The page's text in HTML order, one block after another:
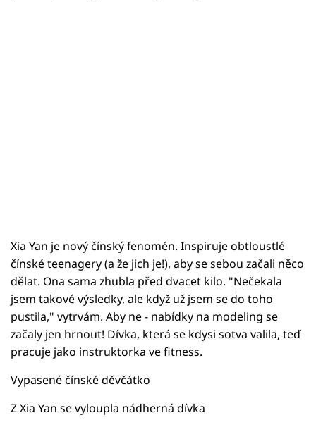
Xia Yan je nový čínský fenomén. Inspiruje obtloustlé
čínské teenagery (a že jich je!), aby se sebou začali něco
dělat. Ona sama zhubla před dvacet kilo. "Nečekala
jsem takové výsledky, ale když už jsem se do toho
pustila," vytrvám. Aby ne - nabídky na modeling se
začaly jen hrnout! Dívka, která se kdysi sotva valila, teď
pracuje jako instruktorka ve fitness.
Vypasené čínské děvčátko
Z Xia Yan se vyloupla nádherná dívka